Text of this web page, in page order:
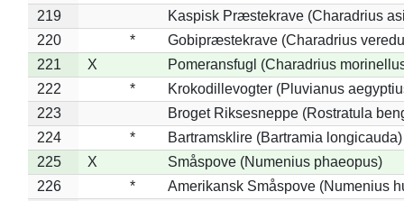
219
Kaspisk Præstekrave (Charadrius
220
*
Gobipræstekrave (Charadrius
221
X
Pomeransfugl (Charadrius
222
*
Krokodillevogter (Pluvianus
223
Broget Riksesneppe (Rostratula
224
*
Bartramsklire (Bartramia longicauda)
225
X
Småspove (Numenius phaeopus)
226
*
Amerikansk Småspove (Numenius